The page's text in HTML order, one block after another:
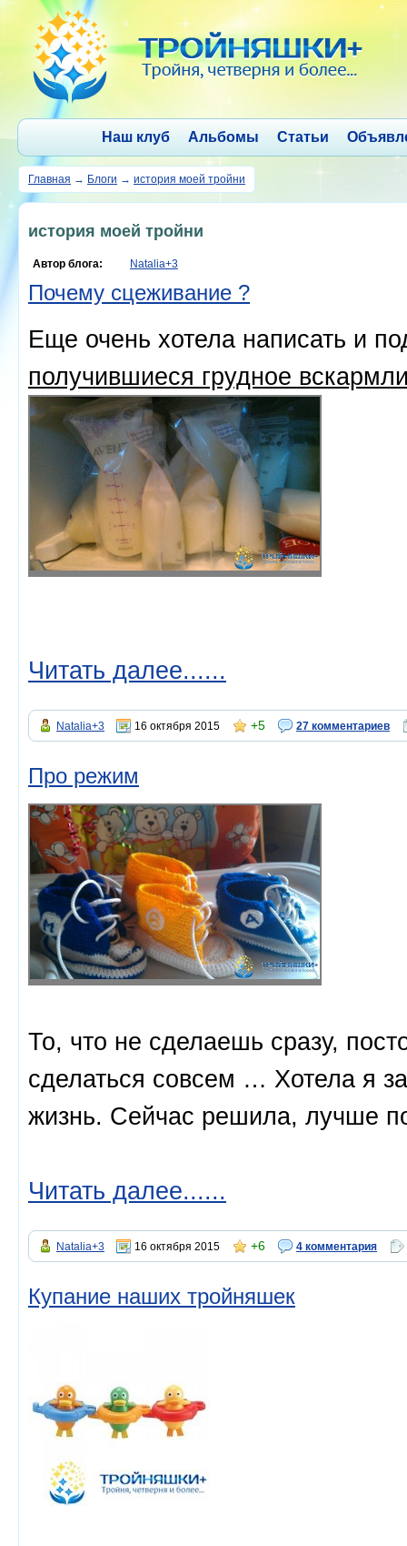
Наш клуб Альбомы Статьи
Главная → Блоги → история моей тройни
история моей тройни
Автор блога: Natalia+3
Почему сцеживание ?
Еще очень хотела написать и
получившиеся грудное
Читать далее......
Natalia+3 16 октября 2015 +5 27 комментариев
Про режим
То, что не сделаешь сразу,
сделаться совсем … Хотела я
жизнь. Сейчас решила, лучше
Читать далее......
Natalia+3 16 октября 2015 +6 4 комментария
Купание наших тройняшек